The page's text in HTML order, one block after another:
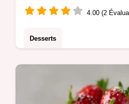
4.00 (2
Desserts
cette recette du fraisier
tableau des températures